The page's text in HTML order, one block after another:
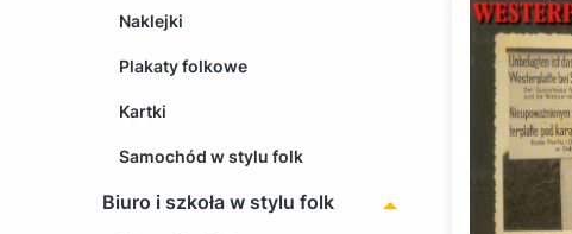
Naklejki
Plakaty folkowe
Kartki
Samochód w stylu folk
Biuro i szkoła w stylu folk